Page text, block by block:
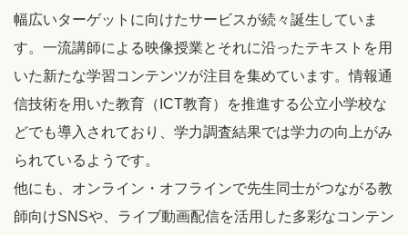
幅広いターゲットに向けたサービスが続々誕生していま
す。一流講師による映像授業とそれに沿ったテキストを用
いた新たな学習コンテンツが注目を集めています。情報通
信技術を用いた教育（ICT教育）を推進する公立小学校な
どでも導入されており、学力調査結果では学力の向上がみ
られているようです。
他にも、オンライン・オフラインで先生同士がつながる教
師向けSNSや、ライブ動画配信を活用した多彩なコンテン